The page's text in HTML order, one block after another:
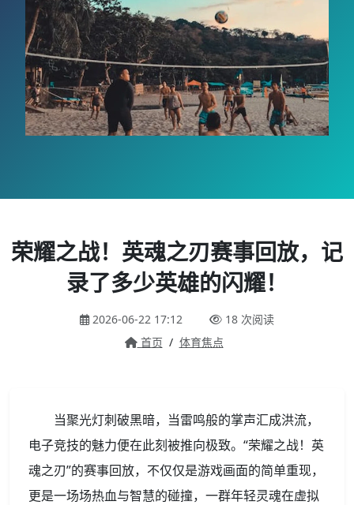
荣耀之战！英魂之刃赛事回放，记
录了多少英雄的闪耀！
2026-06-22 17:12
18 次阅读
首页 / 体育焦点
当聚光灯刺破黑暗，当雷鸣般的掌声汇成洪流，
电子竞技的魅力便在此刻被推向极致。“荣耀之战！英
魂之刃”的赛事回放，不仅仅是游戏画面的简单重现，
更是一场场热血与智慧的碰撞，一群年轻灵魂在虚拟